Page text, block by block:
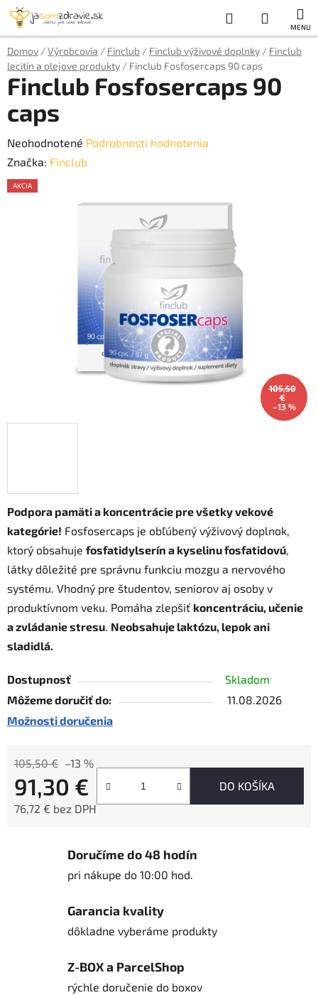
Prejsť
obsah
Hľadať
KOŠÍK
Domov /Výrobcovia / Finclub / Finclub výživové doplnky / Finclub
lecitin a olejove produkty / Finclub Fosfosercaps 90 caps
Podpora pamäti a koncentrácie pre všetky vekové
kategórie! Fosfosercaps je obľúbený výživový doplnok,
ktorý obsahuje fosfatidylserín a kyselinu fosfatidovú,
látky dôležité pre správnu funkciu mozgu a nervového
systému. Vhodný pre študentov, seniorov aj osoby v
produktívnom veku. Pomáha zlepšiť koncentráciu, učenie
a zvládanie stresu. Neobsahuje laktózu, lepok ani
sladidlá.
Dostupnosť
Skladom
Môžeme doručiť do:
11.08.2026
Možnosti doručenia
105,50 € –13 %
91,30 €
76,72 € bez DPH
DO KOŠÍKA
Finclub Fosfosercaps 90
caps
Priemerné
hodnotenie
produktu
Neohodnotené Podrobnosti hodnotenia
Značka: Finclub
AKCIA
105,50
€
–13 %
Doručíme do 48 hodín
pri nákupe do 10:00 hod.
Garancia kvality
dôkladne vyberáme produkty
Z-BOX a ParcelShop
rýchle doručenie do boxov